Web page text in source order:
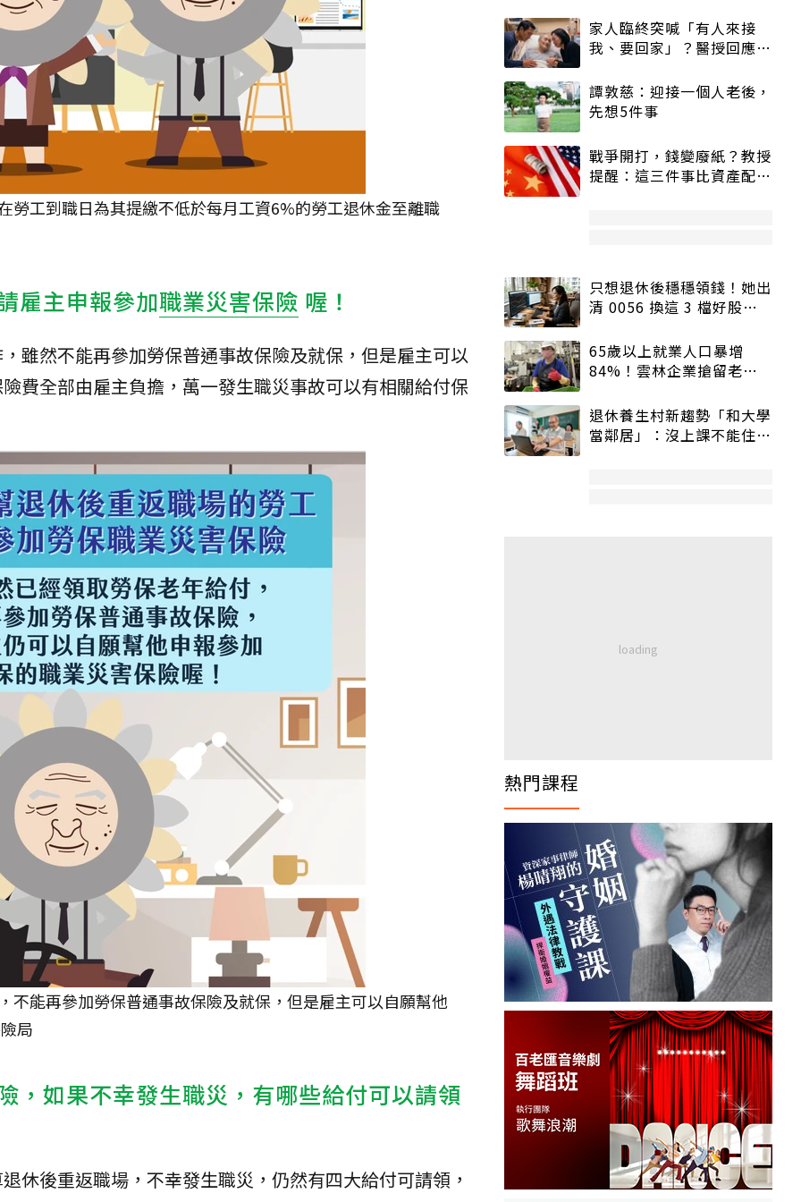
勞工到職日為其提繳不低於每月工資6%的勞工退休金至離職
雇主申報參加職業災害保險 喔！
雖然不能再參加勞保普通事故保險及就保，但是雇主可以
費全部由雇主負擔，萬一發生職災事故可以有相關給付保
不能再參加勞保普通事故保險及就保，但是雇主可以自願幫他
局
，如果不幸發生職災，有哪些給付可以請領
休後重返職場，不幸發生職災，仍然有四大給付可請領，
家人臨終突喊「有人來接
我、要回家」？醫授回應方
譚敦慈：迎接一個人老後，
先想5件事
戰爭開打，錢變廢紙？教授
提醒：這三件事比資產配置
只想退休後穩穩領錢！她出
清 0056 換這 3 檔好股：
65歲以上就業人口暴增
84%！雲林企業搶留老員
退休養生村新趨勢「和大學
當鄰居」：沒上課不能住、
熱門課程